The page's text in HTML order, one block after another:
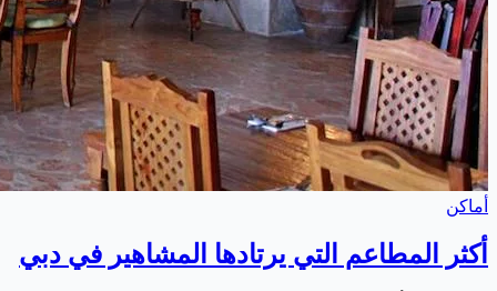
أماكن
أكثر المطاعم التي يرتادها المشاهير في دبي